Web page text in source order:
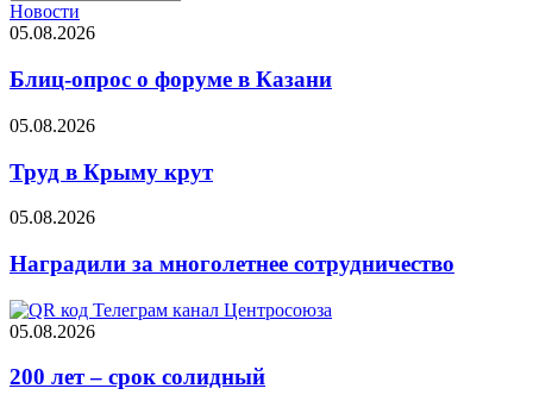
Новости
05.08.2026
Блиц-опрос о форуме в Казани
05.08.2026
Труд в Крыму крут
05.08.2026
Наградили за многолетнее сотрудничество
05.08.2026
200 лет – срок солидный